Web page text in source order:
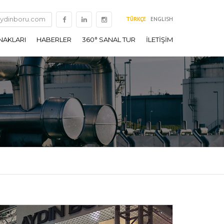
TÜRKÇE ENGLISH
HABERLER 360° SANAL TUR İLETİŞİM